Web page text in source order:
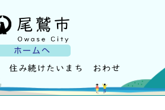
ホームへ